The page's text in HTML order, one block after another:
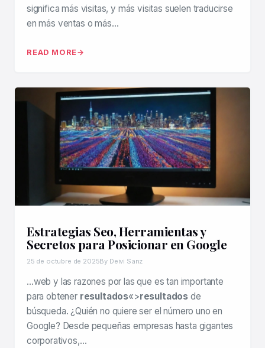
significa más visitas, y más visitas suelen traducirse
en más ventas o más…
READ MORE
Estrategias Seo, Herramientas y
Secretos para Posicionar en Google
25 de octubre de 2025By Deivi Sanz
…web y las razones por las que es tan importante
para obtener resultados«>resultados de
búsqueda. ¿Quién no quiere ser el número uno en
Google? Desde pequeñas empresas hasta gigantes
corporativos,…